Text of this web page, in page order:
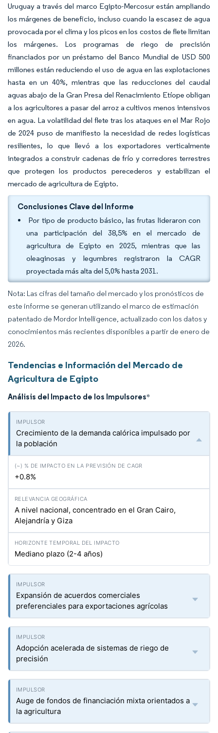
Uruguay a través del marco Egipto-Mercosur están ampliando
los márgenes de beneficio, incluso cuando la escasez de agua
provocada por el clima y los picos en los costos de flete limitan
los márgenes. Los programas de riego de precisión
financiados por un préstamo del Banco Mundial de USD 500
millones están reduciendo el uso de agua en las explotaciones
hasta en un 40%, mientras que las reducciones del caudal
aguas abajo de la Gran Presa del Renacimiento Etíope obligan
a los agricultores a pasar del arroz a cultivos menos intensivos
en agua. La volatilidad del flete tras los ataques en el Mar Rojo
de 2024 puso de manifiesto la necesidad de redes logísticas
resilientes, lo que llevó a los exportadores verticalmente
integrados a construir cadenas de frío y corredores terrestres
que protegen los productos perecederos y estabilizan el
mercado de agricultura de Egipto.
Conclusiones Clave del Informe
Por tipo de producto básico, las frutas lideraron con
una participación del 38,5% en el mercado de
agricultura de Egipto en 2025, mientras que las
oleaginosas y legumbres registraron la CAGR
proyectada más alta del 5,0% hasta 2031.
Nota: Las cifras del tamaño del mercado y los pronósticos de
este informe se generan utilizando el marco de estimación
patentado de Mordor Intelligence, actualizado con los datos y
conocimientos más recientes disponibles a partir de enero de
2026.
Tendencias e Información del Mercado de
Agricultura de Egipto
Análisis del Impacto de los Impulsores*
Crecimiento de la demanda calórica impulsado por
la población
+0.8%
A nivel nacional, concentrado en el Gran Cairo,
Alejandría y Giza
Mediano plazo (2-4 años)
Expansión de acuerdos comerciales
preferenciales para exportaciones agrícolas
Adopción acelerada de sistemas de riego de
precisión
Auge de fondos de financiación mixta orientados a
la agricultura